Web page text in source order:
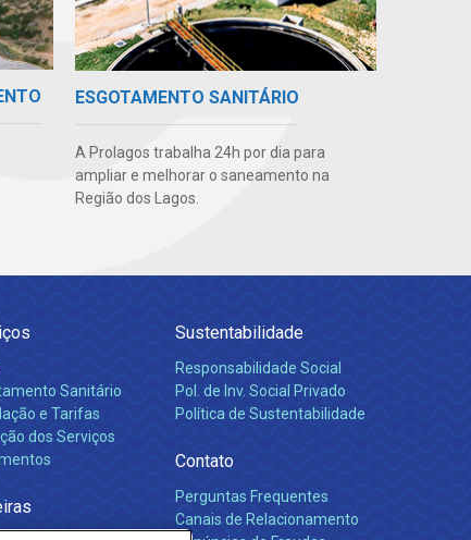
ESGOTAMENTO SANITÁRIO
A Prolagos trabalha 24h por dia para
ampliar e melhorar o saneamento na
Região dos Lagos.
Sanitário
e Tarifas
dos Serviços
Sustentabilidade
Responsabilidade Social
Pol. de Inv. Social Privado
Política de Sustentabilidade
Contato
Perguntas Frequentes
Canais de Relacionamento